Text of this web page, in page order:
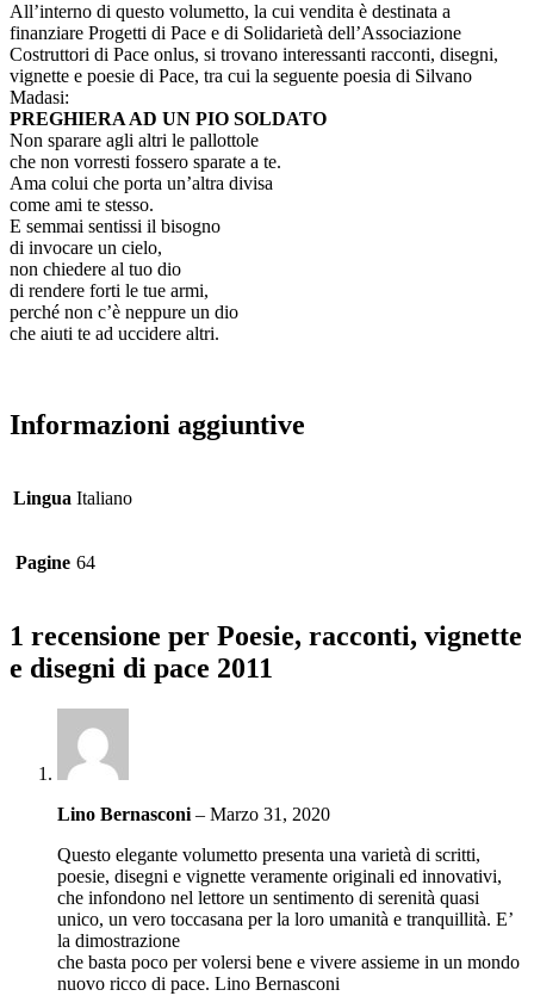
All’interno di questo volumetto, la cui vendita è destinata a
finanziare Progetti di Pace e di Solidarietà dell’Associazione
Costruttori di Pace onlus, si trovano interessanti racconti, disegni,
vignette e poesie di Pace, tra cui la seguente poesia di Silvano
Madasi:
PREGHIERA AD UN PIO SOLDATO
Non sparare agli altri le pallottole
che non vorresti fossero sparate a te.
Ama colui che porta un’altra divisa
come ami te stesso.
E semmai sentissi il bisogno
di invocare un cielo,
non chiedere al tuo dio
di rendere forti le tue armi,
perché non c’è neppure un dio
che aiuti te ad uccidere altri.
Informazioni aggiuntive
Lingua Italiano
Pagine 64
1 recensione per Poesie, racconti, vignette
e disegni di pace 2011
Lino Bernasconi – Marzo 31, 2020
Questo elegante volumetto presenta una varietà di scritti,
poesie, disegni e vignette veramente originali ed innovativi,
che infondono nel lettore un sentimento di serenità quasi
unico, un vero toccasana per la loro umanità e tranquillità. E’
la dimostrazione
che basta poco per volersi bene e vivere assieme in un mondo
nuovo ricco di pace. Lino Bernasconi